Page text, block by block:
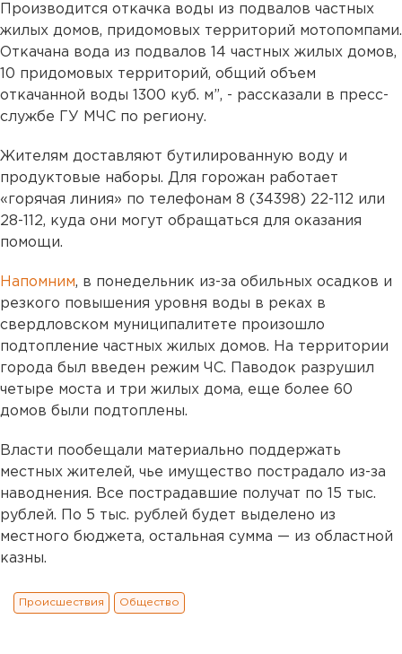
Производится откачка воды из подвалов частных
жилых домов, придомовых территорий мотопомпами.
Откачана вода из подвалов 14 частных жилых домов,
10 придомовых территорий, общий объем
откачанной воды 1300 куб. м”, - рассказали в пресс-
службе ГУ МЧС по региону.
Жителям доставляют бутилированную воду и
продуктовые наборы. Для горожан работает
«горячая линия» по телефонам 8 (34398) 22-112 или
28-112, куда они могут обращаться для оказания
помощи.
Напомним, в понедельник из-за обильных осадков и
резкого повышения уровня воды в реках в
свердловском муниципалитете произошло
подтопление частных жилых домов. На территории
города был введен режим ЧС. Паводок разрушил
четыре моста и три жилых дома, еще более 60
домов были подтоплены.
Власти пообещали материально поддержать
местных жителей, чье имущество пострадало из-за
наводнения. Все пострадавшие получат по 15 тыс.
рублей. По 5 тыс. рублей будет выделено из
местного бюджета, остальная сумма — из областной
казны.
Происшествия Общество